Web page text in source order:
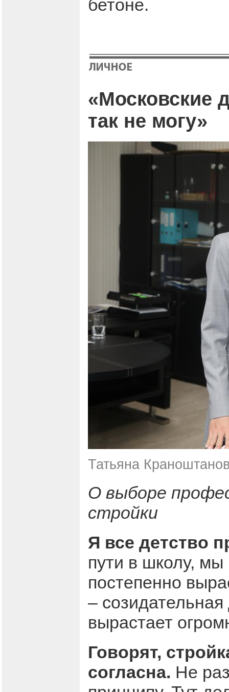
бетоне.
«Московские
так не могу»
Татьяна
О выборе
стройки
Я все детство
пути в школу, мы
постепенно
–
вырастает
Говорят,
согласна. Не